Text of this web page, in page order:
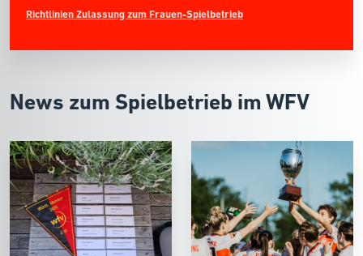
Richtlinien Zulassung zum Frauen-Spielbetrieb
News zum Spielbetrieb im WFV